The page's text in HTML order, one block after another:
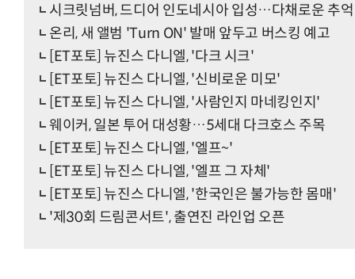
시크릿넘버, 드디어 인도네시아 입성…다채로운 추
온리, 새 앨범 'Turn ON' 발매 앞두고 버스킹 예고
[ET포토] 뉴진스 다니엘, '다크 시크'
[ET포토] 뉴진스 다니엘, '신비로운 미모'
[ET포토] 뉴진스 다니엘, '사람인지 마네킹인지'
웨이커, 일본 투어 대성황…5세대 다크호스 주목
[ET포토] 뉴진스 다니엘, '엘프~'
[ET포토] 뉴진스 다니엘, '엘프 그 자체'
[ET포토] 뉴진스 다니엘, '한국인은 불가능한 몸매'
'제30회 드림콘서트', 출연진 라인업 오픈